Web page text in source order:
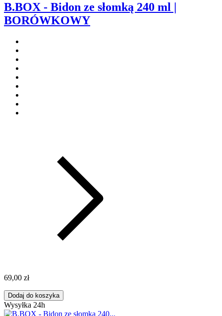
B.BOX - Bidon ze słomką 240 ml |
BORÓWKOWY
69,00 zł
Dodaj do koszyka
Wysyłka 24h